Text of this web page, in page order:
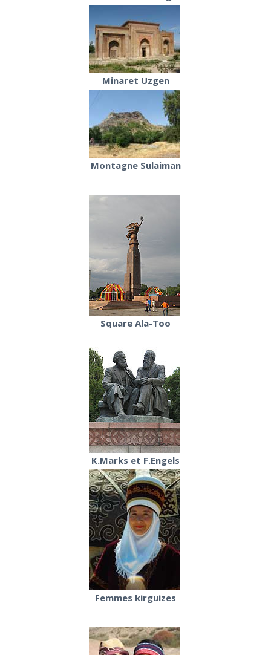
Minaret Uzgen
Montagne Sulaiman
Square Ala-Too
K.Marks et F.Engels
Femmes kirguizes